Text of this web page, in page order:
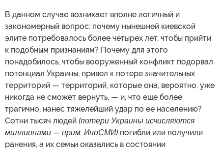
В данном случае возникает вполне логичный и
закономерный вопрос: почему нынешней киевской
элите потребовалось более четырех лет, чтобы прийти
к подобным признаниям? Почему для этого
понадобилось, чтобы вооруженный конфликт подорвал
потенциал Украины, привел к потере значительных
территорий — территорий, которые она, вероятно, уже
никогда не сможет вернуть, — и, что еще более
трагично, нанес тяжелейший удар по ее населению?
Сотни тысяч людей (потери Украины исчисляются
миллионами — прим. ИноСМИ) погибли или получили
ранения, а их семьи оказались в состоянии